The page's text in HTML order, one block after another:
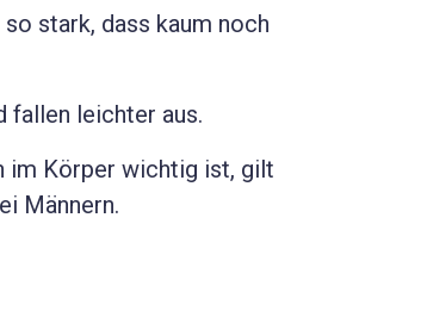
stark, dass kaum noch
fallen leichter aus.
im Körper wichtig ist, gilt
Männern.